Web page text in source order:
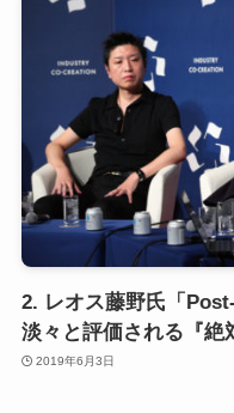
2. レオス藤野氏「
淡々と評価される『絶
2019年6月3日